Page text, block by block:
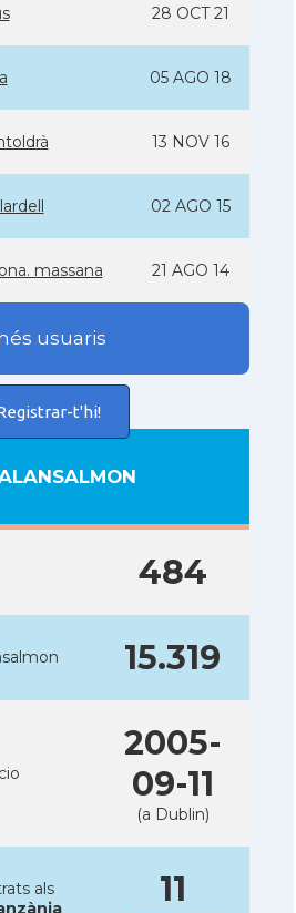
28 OCT 21
05 AGO 18
13 NOV 16
02 AGO 15
massana 21 AGO 14
usuaris
t'hi!
484
15.319
2005-
09-11
(a Dublin)
als
11